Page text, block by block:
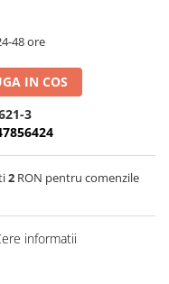
48 ore
IN COS
3
2RON pentru comenzile
informatii